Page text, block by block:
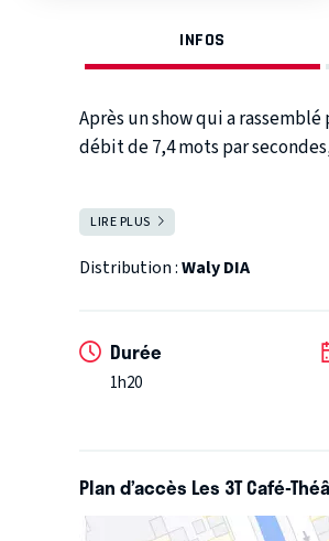
INFOS
Après un show qui a
débit de 7,4 mots par
LIRE PLUS
Distribution :Waly DIA
Durée
1h20
Plan d’accès Les 3T Café-